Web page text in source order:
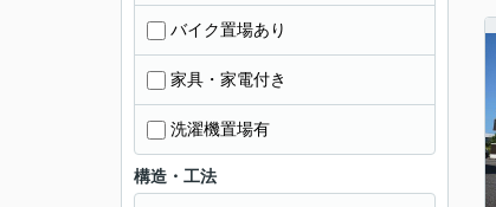
バイク置場あり
家具・家電付き
洗濯機置場有
構造・工法